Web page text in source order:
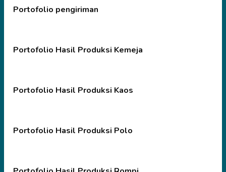
Portofolio pengiriman
Portofolio Hasil Produksi Kemeja
Portofolio Hasil Produksi Kaos
Portofolio Hasil Produksi Polo